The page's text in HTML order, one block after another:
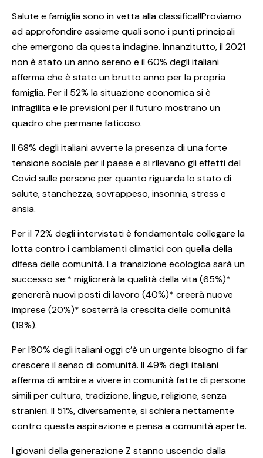
Salute e famiglia sono in vetta alla classifica!!Proviamo
ad approfondire assieme quali sono i punti principali
che emergono da questa indagine. Innanzitutto, il 2021
non è stato un anno sereno e il 60% degli italiani
afferma che è stato un brutto anno per la propria
famiglia. Per il 52% la situazione economica si è
infragilita e le previsioni per il futuro mostrano un
quadro che permane faticoso.
Il 68% degli italiani avverte la presenza di una forte
tensione sociale per il paese e si rilevano gli effetti del
Covid sulle persone per quanto riguarda lo stato di
salute, stanchezza, sovrappeso, insonnia, stress e
ansia.
Per il 72% degli intervistati è fondamentale collegare la
lotta contro i cambiamenti climatici con quella della
difesa delle comunità. La transizione ecologica sarà un
successo se:* migliorerà la qualità della vita (65%)*
genererà nuovi posti di lavoro (40%)* creerà nuove
imprese (20%)* sosterrà la crescita delle comunità
(19%).
Per l’80% degli italiani oggi c’è un urgente bisogno di far
crescere il senso di comunità. Il 49% degli italiani
afferma di ambire a vivere in comunità fatte di persone
simili per cultura, tradizione, lingue, religione, senza
stranieri. Il 51%, diversamente, si schiera nettamente
contro questa aspirazione e pensa a comunità aperte.
I giovani della generazione Z stanno uscendo dalla